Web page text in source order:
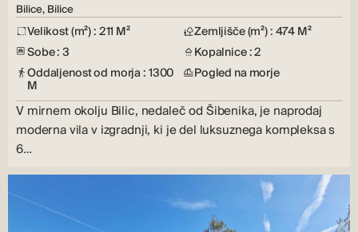
Bilice, Bilice
Velikost (m²) : 211 M²
Zemljišče (m²) : 474 M²
Sobe : 3
Kopalnice : 2
Oddaljenost od morja : 1300
M
Pogled na morje
V mirnem okolju Bilic, nedaleč od Šibenika, je naprodaj
moderna vila v izgradnji, ki je del luksuznega kompleksa s
6…